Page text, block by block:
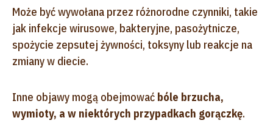
Może być wywołana przez różnorodne czynniki, takie
jak infekcje wirusowe, bakteryjne, pasożytnicze,
spożycie zepsutej żywności, toksyny lub reakcje na
zmiany w diecie.
Inne objawy mogą obejmować bóle brzucha,
wymioty, a w niektórych przypadkach gorączkę.